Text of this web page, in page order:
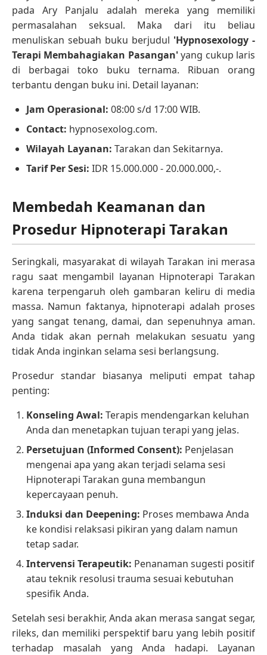
pada Ary Panjalu adalah mereka yang memiliki
permasalahan seksual. Maka dari itu beliau
menuliskan sebuah buku berjudul 'Hypnosexology -
Terapi Membahagiakan Pasangan'yang cukup laris
di berbagai toko buku ternama. Ribuan orang
terbantu dengan buku ini. Detail layanan:
Jam Operasional: 08:00 s/d 17:00 WIB.
Contact: hypnosexolog.com.
Wilayah Layanan: Tarakan dan Sekitarnya.
Tarif Per Sesi: IDR 15.000.000 - 20.000.000,-.
Membedah Keamanan dan
Prosedur Hipnoterapi Tarakan
Seringkali, masyarakat di wilayah Tarakan ini merasa
ragu saat mengambil layanan Hipnoterapi Tarakan
karena terpengaruh oleh gambaran keliru di media
massa. Namun faktanya, hipnoterapi adalah proses
yang sangat tenang, damai, dan sepenuhnya aman.
Anda tidak akan pernah melakukan sesuatu yang
tidak Anda inginkan selama sesi berlangsung.
Prosedur standar biasanya meliputi empat tahap
penting:
Konseling Awal: Terapis mendengarkan keluhan
Anda dan menetapkan tujuan terapi yang jelas.
Persetujuan (Informed Consent): Penjelasan
mengenai apa yang akan terjadi selama sesi
Hipnoterapi Tarakan guna membangun
kepercayaan penuh.
Induksi dan Deepening: Proses membawa Anda
ke kondisi relaksasi pikiran yang dalam namun
tetap sadar.
Intervensi Terapeutik: Penanaman sugesti positif
atau teknik resolusi trauma sesuai kebutuhan
spesifik Anda.
Setelah sesi berakhir, Anda akan merasa sangat segar,
rileks, dan memiliki perspektif baru yang lebih positif
terhadap masalah yang Anda hadapi. Layanan